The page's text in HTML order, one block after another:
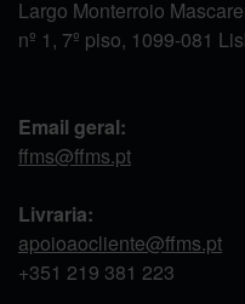
Largo Monterroio
nº 1, 7º piso, 1099-081
Email geral:
ffms@ffms.pt
Livraria:
apoioaocliente@ffms.pt
+351 219 381 223